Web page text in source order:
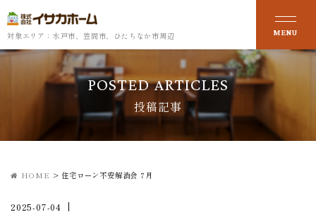
対象エリア：水戸市、笠間市、ひたちなか市周辺
POSTED ARTICLES
投稿記事
HOME >住宅ローン不安解消会 7月
2025-07-04